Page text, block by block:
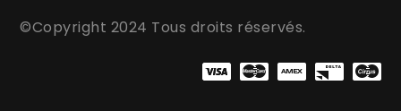
©Copyright 2024 Tous droits réservés.